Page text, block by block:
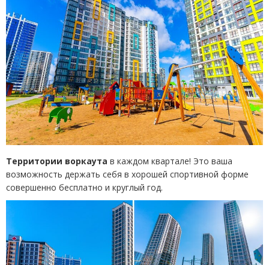
Территории воркаута в каждом квартале! Это ваша
возможность держать себя в хорошей спортивной форме
совершенно бесплатно и круглый год.